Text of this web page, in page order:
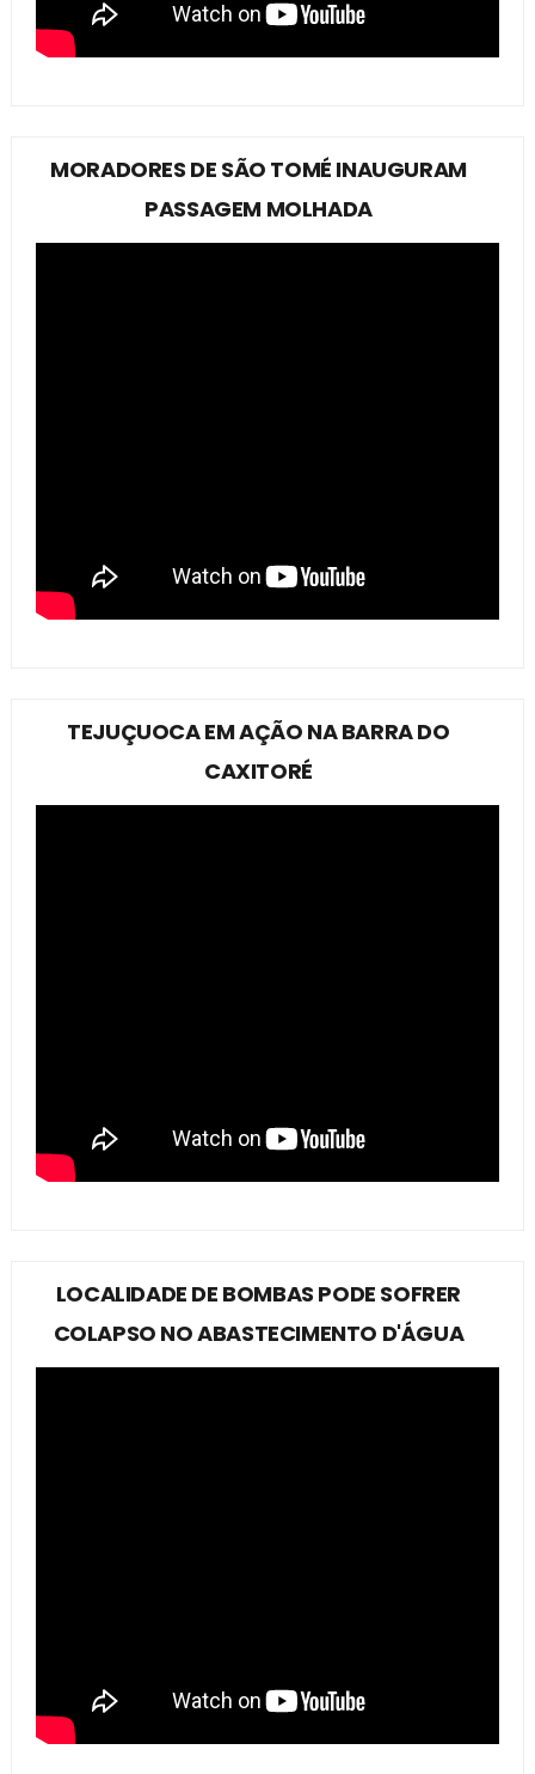
MORADORES DE SÃO TOMÉ INAUGURAM
PASSAGEM MOLHADA
TEJUÇUOCA EM AÇÃO NA BARRA DO
CAXITORÉ
LOCALIDADE DE BOMBAS PODE SOFRER
COLAPSO NO ABASTECIMENTO D'ÁGUA